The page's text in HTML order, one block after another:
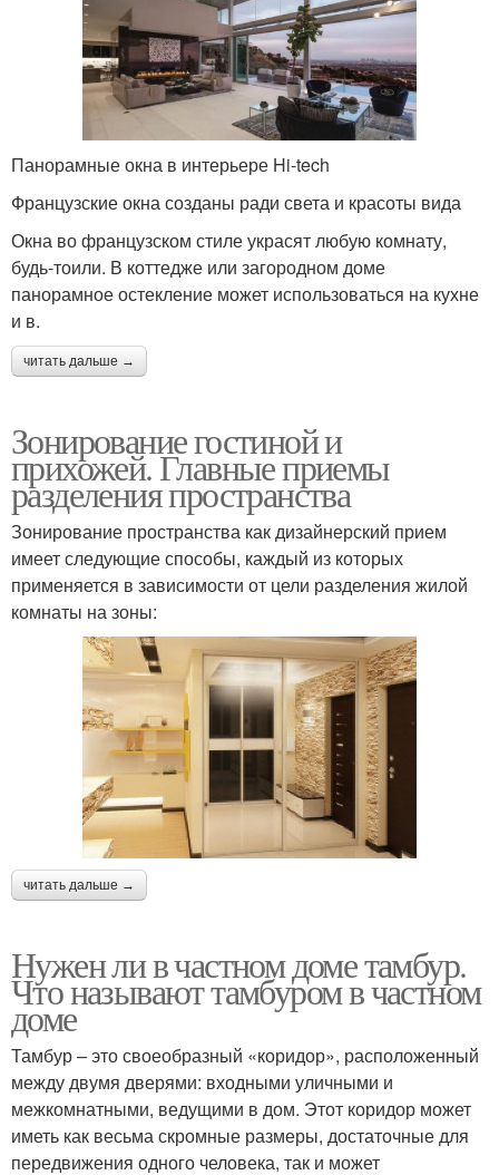
Панорамные окна в интерьере Hi-tech
Французские окна созданы ради света и красоты вида
Окна во французском стиле украсят любую комнату,
будь-тоили. В коттедже или загородном доме
панорамное остекление может использоваться на кухне
и в.
читать дальше →
Зонирование гостиной и
прихожей. Главные приемы
разделения пространства
Зонирование пространства как дизайнерский прием
имеет следующие способы, каждый из которых
применяется в зависимости от цели разделения жилой
комнаты на зоны:
читать дальше →
Нужен ли в частном доме тамбур.
Что называют тамбуром в частном
доме
Тамбур – это своеобразный «коридор», расположенный
между двумя дверями: входными уличными и
межкомнатными, ведущими в дом. Этот коридор может
иметь как весьма скромные размеры, достаточные для
передвижения одного человека, так и может